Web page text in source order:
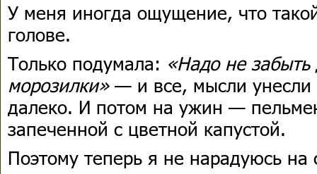
У меня иногда ощущение, что
голове.
Только подумала: «Надо не забыть
морозилки»— и все, мысли унесли
далеко. И потом на ужин —
запеченной с цветной капустой.
Поэтому теперь я не нарадуюсь